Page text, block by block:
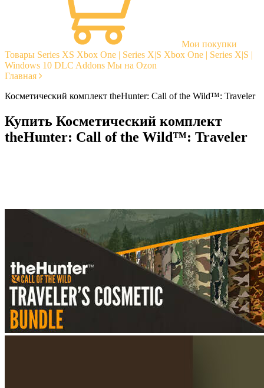
Мои покупки
Товары Series XS Xbox One | Series X|S Xbox One | Series X|S |
Windows 10 DLC Addons Мы на Ozon
Главная
Косметический комплект theHunter: Call of the Wild™: Traveler
Купить Косметический комплект
theHunter: Call of the Wild™: Traveler